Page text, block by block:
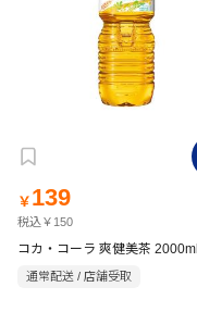
￥ 139
税込￥150
コカ・コーラ 爽健美茶 2000ml
通常配送 / 店舗受取